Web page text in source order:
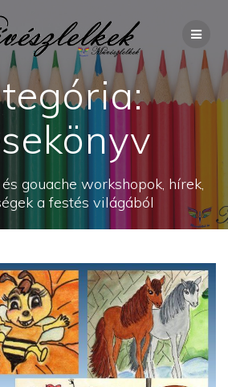
content
gouache workshopok, hírek,
a festés világából